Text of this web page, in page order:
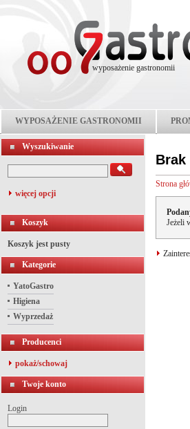
wyposażenie gastronomii
WYPOSAŻENIE GASTRONOMII
Wyszukiwanie
więcej opcji
Koszyk
Koszyk jest pusty
Kategorie
YatoGastro
Higiena
Wyprzedaż
Producenci
pokaż/schowaj
Twoje konto
Login
Brak
Strona
Jeżeli